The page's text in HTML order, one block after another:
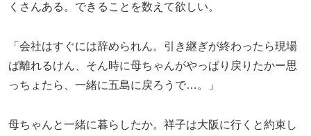
くさんある。できることを数えて欲しい。
「会社はすぐには辞められん。引き継ぎが終わったら現場
ば離れるけん、そん時に母ちゃんがやっぱり戻りたかー思
っちょたら、一緒に五島に戻ろうで…。」
母ちゃんと一緒に暮らしたか。祥子は大阪に行くと約束し